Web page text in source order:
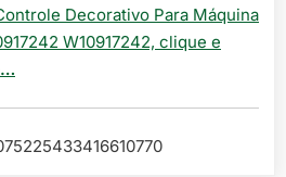
Decorativo Para Máquina
W10917242, clique e